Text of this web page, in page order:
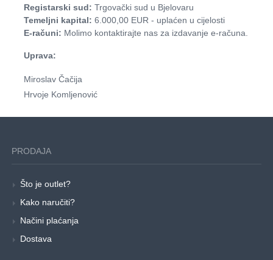
Registarski sud: Trgovački sud u Bjelovaru
Temeljni kapital: 6.000,00 EUR - uplaćen u cijelosti
E-računi: Molimo kontaktirajte nas za izdavanje e-računa.
Uprava:
Miroslav Čačija
Hrvoje Komljenović
PRODAJA
Što je outlet?
Kako naručiti?
Načini plaćanja
Dostava